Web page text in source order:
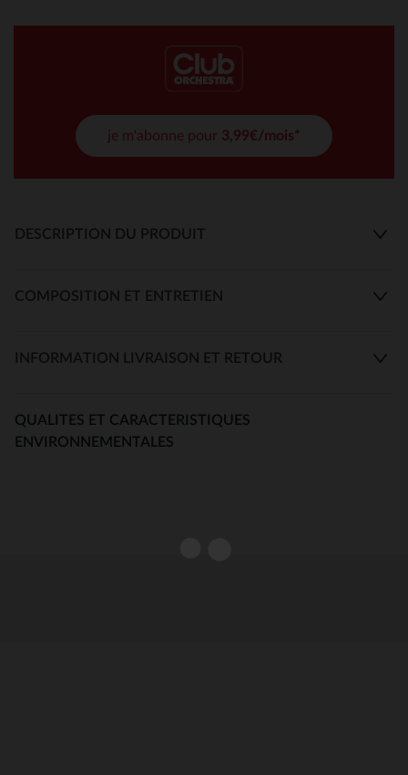
je m'abonne pour 3,99€/mois*
DESCRIPTION DU PRODUIT
COMPOSITION ET ENTRETIEN
INFORMATION LIVRAISON ET RETOUR
QUALITES ET CARACTERISTIQUES
ENVIRONNEMENTALES